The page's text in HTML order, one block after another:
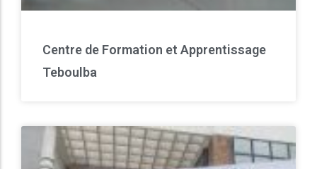
Centre de Formation et Apprentissage
Teboulba